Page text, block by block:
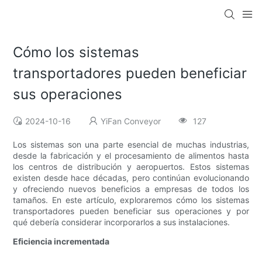
Cómo los sistemas
transportadores pueden beneficiar
sus operaciones
2024-10-16 YiFan Conveyor 127
Los sistemas son una parte esencial de muchas industrias,
desde la fabricación y el procesamiento de alimentos hasta
los centros de distribución y aeropuertos. Estos sistemas
existen desde hace décadas, pero continúan evolucionando
y ofreciendo nuevos beneficios a empresas de todos los
tamaños. En este artículo, exploraremos cómo los sistemas
transportadores pueden beneficiar sus operaciones y por
qué debería considerar incorporarlos a sus instalaciones.
Eficiencia incrementada